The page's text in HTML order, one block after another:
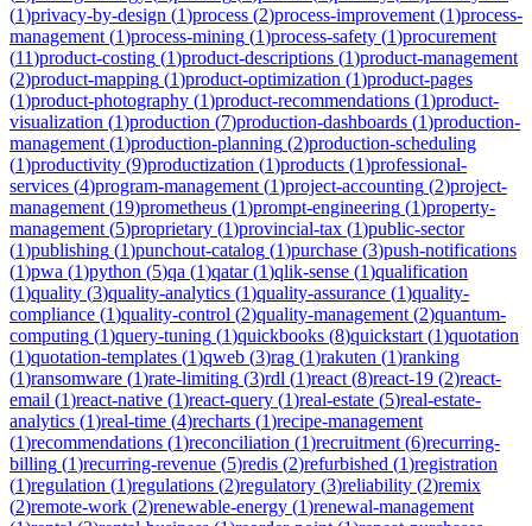
(1)privacy-by-design (1)process (2)process-improvement (1)process-
management (1)process-mining (1)process-safety (1)procurement
(11)product-costing (1)product-descriptions (1)product-management
(2)product-mapping (1)product-optimization (1)product-pages
(1)product-photography (1)product-recommendations (1)product-
visualization (1)production (7)production-dashboards (1)production-
management (1)production-planning (2)production-scheduling
(1)productivity (9)productization (1)products (1)professional-
services (4)program-management (1)project-accounting (2)project-
management (19)prometheus (1)prompt-engineering (1)property-
management (5)proprietary (1)provincial-tax (1)public-sector
(1)publishing (1)punchout-catalog (1)purchase (3)push-notifications
(1)pwa (1)python (5)qa (1)qatar(1)qlik-sense (1)qualification
(1)quality (3)quality-analytics (1)quality-assurance (1)quality-
compliance (1)quality-control (2)quality-management (2)quantum-
computing (1)query-tuning (1)quickbooks (8)quickstart (1)quotation
(1)quotation-templates (1)qweb (3)rag (1)rakuten (1)ranking
(1)ransomware (1)rate-limiting (3)rdl (1)react (8)react-19 (2)react-
email (1)react-native (1)react-query (1)real-estate (5)real-estate-
analytics (1)real-time (4)recharts (1)recipe-management
(1)recommendations (1)reconciliation (1)recruitment (6)recurring-
billing (1)recurring-revenue (5)redis (2)refurbished (1)registration
(1)regulation (1)regulations (2)regulatory (3)reliability (2)remix
(2)remote-work (2)renewable-energy (1)renewal-management